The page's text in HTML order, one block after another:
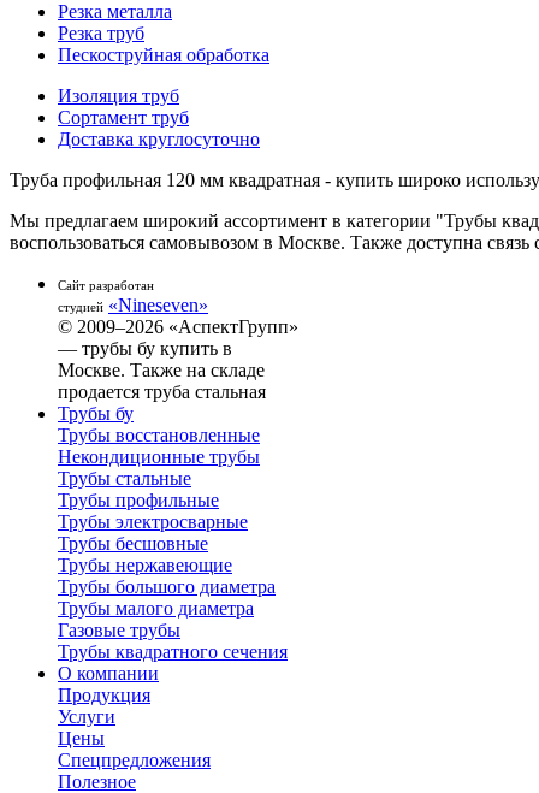
Резка металла
Резка труб
Пескоструйная обработка
Изоляция труб
Сортамент труб
Доставка круглосуточно
Труба профильная 120 мм квадратная - купить широко
Мы предлагаем широкий ассортимент в категории "Трубы
воспользоваться самовывозом в Москве. Также доступна
Сайт разработан
студией «Nineseven»
© 2009–2026 «АспектГрупп»
— трубы бу купить в
Москве. Также на складе
продается труба стальная
Трубы бу
Трубы восстановленные
Некондиционные трубы
Трубы стальные
Трубы профильные
Трубы электросварные
Трубы бесшовные
Трубы нержавеющие
Трубы большого диаметра
Трубы малого диаметра
Газовые трубы
Трубы квадратного сечения
О компании
Продукция
Услуги
Цены
Спецпредложения
Полезное